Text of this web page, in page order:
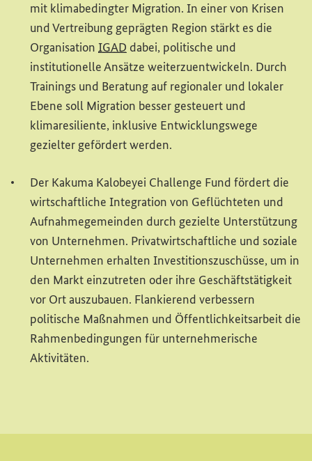
mit klimabedingter Migration. In einer von Krisen
und Vertreibung geprägten Region stärkt es die
Organisation IGAD (Externer Link)
dabei, politische und
institutionelle Ansätze weiterzuentwickeln. Durch
Trainings und Beratung auf regionaler und lokaler
Ebene soll Migration besser gesteuert und
klimaresiliente, inklusive Entwicklungswege
gezielter gefördert werden.
Der Kakuma Kalobeyei Challenge Fund fördert die
wirtschaftliche Integration von Geflüchteten und
Aufnahmegemeinden durch gezielte Unterstützung
von Unternehmen. Privatwirtschaftliche und soziale
Unternehmen erhalten Investitionszuschüsse, um in
den Markt einzutreten oder ihre Geschäftstätigkeit
vor Ort auszubauen. Flankierend verbessern
politische Maßnahmen und Öffentlichkeitsarbeit die
Rahmenbedingungen für unternehmerische
Aktivitäten.